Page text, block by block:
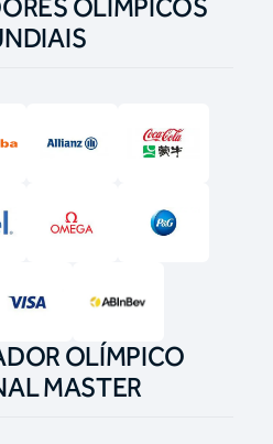
OLÍMPICOS
OLÍMPICO
MASTER